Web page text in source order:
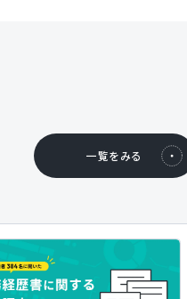
一覧をみる